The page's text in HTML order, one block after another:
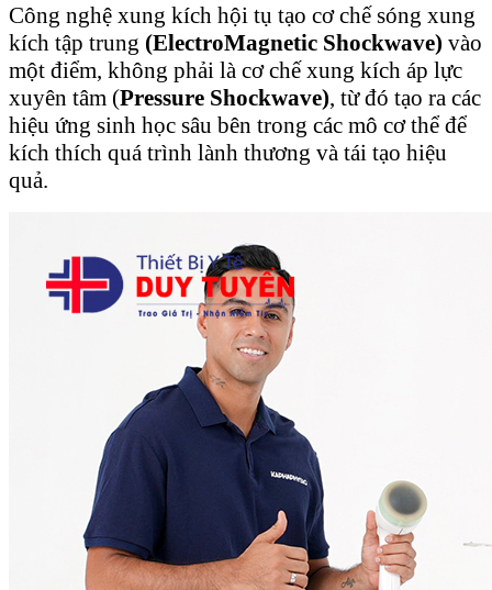
Công nghệ xung kích hội tụ tạo cơ chế sóng xung
kích tập trung (ElectroMagnetic Shockwave) vào
một điểm, không phải là cơ chế xung kích áp lực
xuyên tâm (Pressure Shockwave), từ đó tạo ra các
hiệu ứng sinh học sâu bên trong các mô cơ thể để
kích thích quá trình lành thương và tái tạo hiệu
quả.